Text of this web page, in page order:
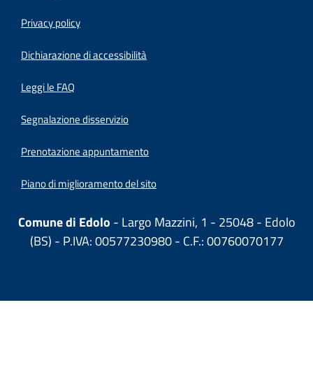
Privacy policy
Dichiarazione di accessibilità
Leggi le FAQ
Segnalazione disservizio
Prenotazione appuntamento
Piano di miglioramento del sito
Comune di Edolo - Largo Mazzini, 1 - 25048 - Edolo
(BS) - P.IVA: 00577230980 - C.F.: 00760070177